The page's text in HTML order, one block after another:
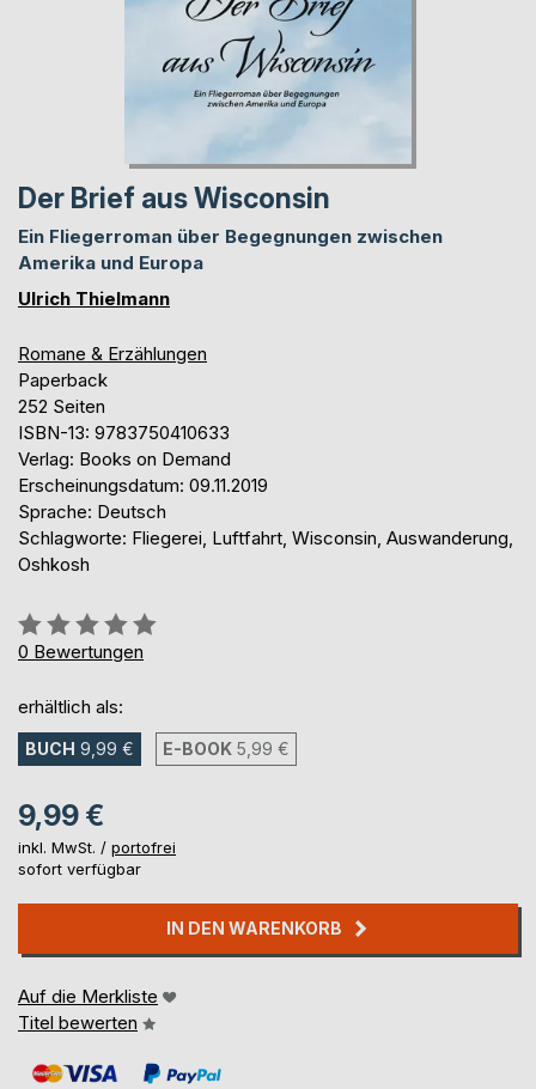
Der Brief aus Wisconsin
Ein Fliegerroman über Begegnungen zwischen
Amerika und Europa
Ulrich Thielmann
Romane & Erzählungen
Paperback
252 Seiten
ISBN-13: 9783750410633
Verlag: Books on Demand
Erscheinungsdatum: 09.11.2019
Sprache: Deutsch
Schlagworte: Fliegerei, Luftfahrt, Wisconsin, Auswanderung,
Oshkosh
Bewertung::
0%
0 Bewertungen
erhältlich als:
BUCH 9,99 € E-BOOK 5,99 €
9,99 €
inkl. MwSt. / portofrei
sofort verfügbar
IN DEN WARENKORB
Auf die Merkliste
Titel bewerten